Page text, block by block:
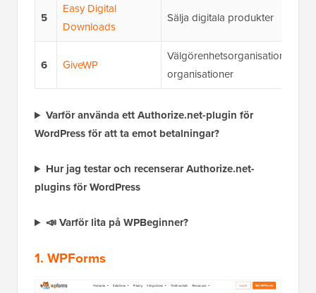
5
Easy Digital
Downloads
Sälja digitala produkter
6 GiveWP
Välgörenhetsorganisationer
organisationer
Varför använda ett Authorize.net-plugin för
WordPress för att ta emot betalningar?
Hur jag testar och recenserar Authorize.net-
plugins för WordPress
📣 Varför lita på WPBeginner?
1. WPForms